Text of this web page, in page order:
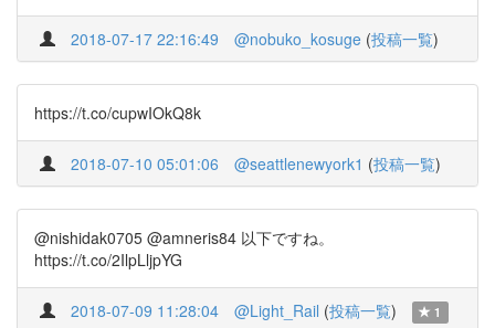
2018-07-17 22:16:49 @nobuko_kosuge (投稿一覧)
https://t.co/cupwIOkQ8k
2018-07-10 05:01:06 @seattlenewyork1 (投稿一覧)
@nishidak0705 @amneris84 以下ですね。
https://t.co/2IlpLljpYG
2018-07-09 11:28:04 @Light_Rail (投稿一覧) 1